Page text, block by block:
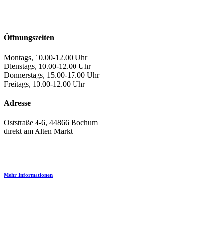
Öffnungszeiten
Montags, 10.00-12.00 Uhr
Dienstags, 10.00-12.00 Uhr
Donnerstags, 15.00-17.00 Uhr
Freitags, 10.00-12.00 Uhr
Adresse
Oststraße 4-6, 44866 Bochum
direkt am Alten Markt
Mehr Informationen